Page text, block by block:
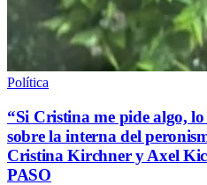
Política
“Si Cristina me pide algo,
sobre la interna del
Cristina Kirchner y Axel
PASO